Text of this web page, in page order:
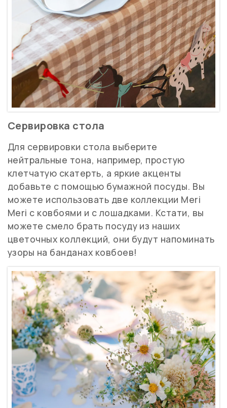
Сервировка стола
Для сервировки стола выберите
нейтральные тона, например, простую
клетчатую скатерть, а яркие акценты
добавьте с помощью бумажной посуды. Вы
можете использовать две коллекции Meri
Meri с ковбоями и с лошадками. Кстати, вы
можете смело брать посуду из наших
цветочных коллекций, они будут напоминать
узоры на банданах ковбоев!